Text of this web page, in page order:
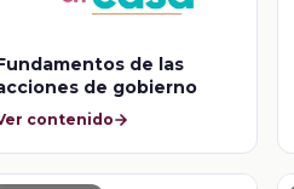
de las
de gobierno
contenido